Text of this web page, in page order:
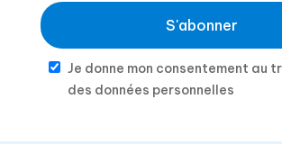
S'abonner
Je donne mon consentement au
des données personnelles